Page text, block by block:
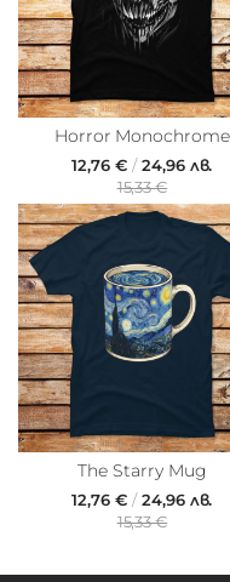
Horror Monochrome
12,76 € /24,96 лв.
15,33 €
The Starry Mug
12,76 € /24,96 лв.
15,33 €